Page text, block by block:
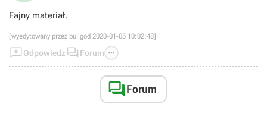
Fajny materiał.
[wyedytowany przez bullgod 2020-01-05 10:02:48]
Odpowiedz  Forum 
Forum